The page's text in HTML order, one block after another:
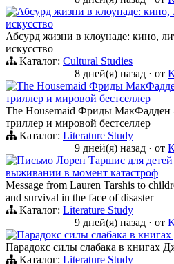
Абсурд жизни в клоунаде: кино,
искусство
Абсурд жизни в клоунаде: кино,
искусство
Каталог: Cultural Studies
8 дней(я) назад · от
The Housemaid Фриды
триллер и мировой бестселлер
The Housemaid Фриды
триллер и мировой бестселлер
Каталог: Literature Study
9 дней(я) назад · от
Письмо Лорен Таршис для детей
выживании в момент катастроф
Message from Lauren Tarshis to
and survival in the face of disaster
Каталог: Literature Study
9 дней(я) назад · от
Парадокс силы слабака в
Парадокс силы слабака в книгах
Каталог: Literature Study